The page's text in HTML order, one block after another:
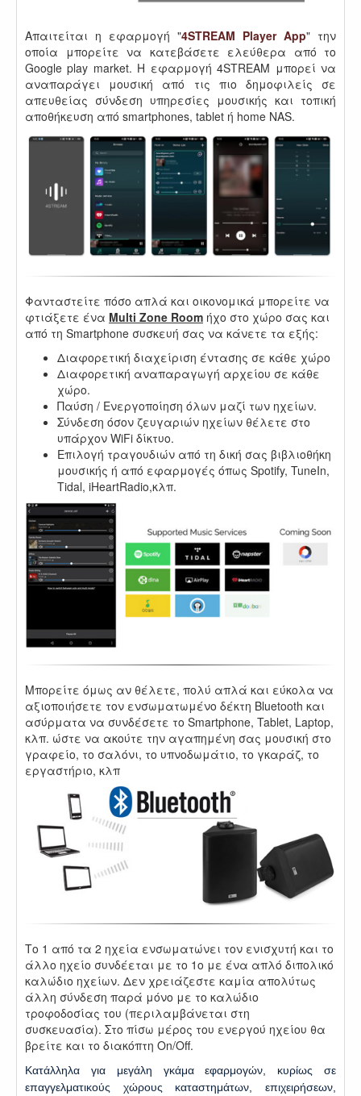
Απαιτείται η εφαρμογή "4STREAM Player App" την
οποία μπορείτε να κατεβάσετε ελεύθερα από το
Google play market. Η εφαρμογή 4STREAM μπορεί να
αναπαράγει μουσική από τις πιο δημοφιλείς σε
απευθείας σύνδεση υπηρεσίες μουσικής και τοπική
αποθήκευση από smartphones, tablet ή home NAS.
Φανταστείτε πόσο απλά και οικονομικά μπορείτε να
φτιάξετε ένα Multi Zone Room ήχο στο χώρο σας και
από τη Smartphone συσκευή σας να κάνετε τα εξής:
Διαφορετική διαχείριση έντασης σε κάθε χώρο
Διαφορετική αναπαραγωγή αρχείου σε κάθε
χώρο.
Παύση / Ενεργοποίηση όλων μαζί των ηχείων.
Σύνδεση όσον ζευγαριών ηχείων θέλετε στο
υπάρχον WiFi δίκτυο.
Επιλογή τραγουδιών από τη δική σας βιβλιοθήκη
μουσικής ή από εφαρμογές όπως Spotify, TuneIn,
Tidal, iHeartRadio,κλπ.
Μπορείτε όμως αν θέλετε, πολύ απλά και εύκολα να
αξιοποιήσετε τον ενσωματωμένο δέκτη Bluetooth και
ασύρματα να συνδέσετε το Smartphone, Tablet, Laptop,
κλπ. ώστε να ακούτε την αγαπημένη σας μουσική στο
γραφείο, το σαλόνι, το υπνοδωμάτιο, το γκαράζ, το
εργαστήριο, κλπ
Το 1 από τα 2 ηχεία ενσωματώνει τον ενισχυτή και το
άλλο ηχείο συνδέεται με το 1ο με ένα απλό διπολικό
καλώδιο ηχείων. Δεν χρειάζεστε καμία απολύτως
άλλη σύνδεση παρά μόνο με το καλώδιο
τροφοδοσίας του (περιλαμβάνεται στη
συσκευασία). Στο πίσω μέρος του ενεργού ηχείου θα
βρείτε και το διακόπτη On/Off.
Κατάλληλα για μεγάλη γκάμα εφαρμογών, κυρίως σε
επαγγελματικούς χώρους καταστημάτων, επιχειρήσεων,